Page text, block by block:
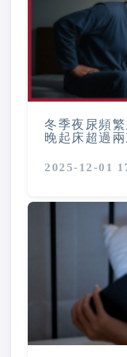
冬季夜尿頻
晚起床超過
2025-12-01